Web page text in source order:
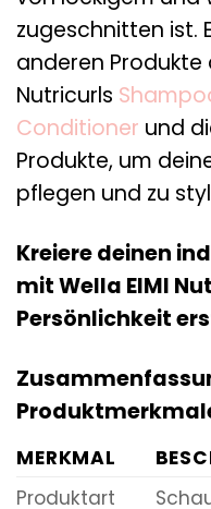
zugeschnitten ist.
anderen Produkte
Nutricurls
Conditioner und
Produkte, um
pflegen und zu
Kreiere deinen
mit Wella EIMI
Persönlichkeit
MERKMAL
Produktart